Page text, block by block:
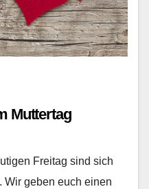
Muttertag
Freitag sind sich
Wir geben euch einen